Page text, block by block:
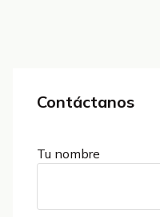
Contáctanos
Tu nombre